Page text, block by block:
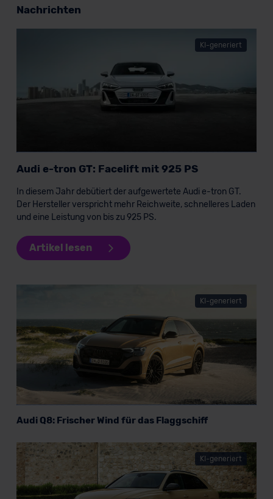
erteilen. Nähere Informationen zu den bestehenden
Datenschutzerklärung Impressum
Nachrichten
KI-generiert
Audi e-tron GT: Facelift mit 925 PS
In diesem Jahr debütiert der aufgewertete Audi e-tron GT.
Der Hersteller verspricht mehr Reichweite, schnelleres Laden
und eine Leistung von bis zu 925 PS.
Artikel lesen
KI-generiert
Audi Q8: Frischer Wind für das Flaggschiff
KI-generiert